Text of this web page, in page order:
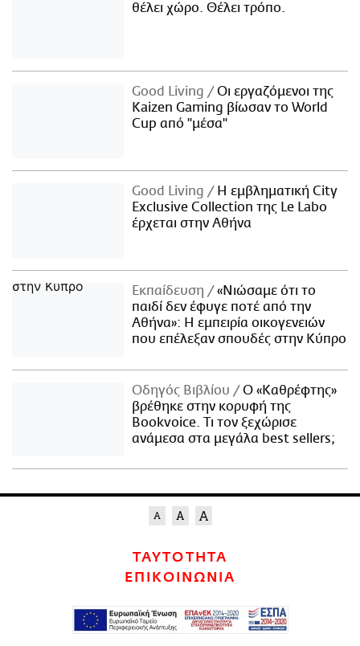
θέλει χώρο. Θέλει τρόπο.
Good Living
Οι εργαζόμενοι της
Kaizen Gaming βίωσαν το World
Cup από "μέσα"
Good Living
Η εμβληματική City
Exclusive Collection της Le Labo
έρχεται στην Αθήνα
Εκπαίδευση
«Νιώσαμε ότι το
παιδί δεν έφυγε ποτέ από την
Αθήνα»: Η εμπειρία οικογενειών
που επέλεξαν σπουδές στην Κύπρο
Οδηγός Βιβλίου
Ο «Καθρέφτης»
βρέθηκε στην κορυφή της
Bookvoice. Τι τον ξεχώρισε
ανάμεσα στα μεγάλα best sellers;
ΤΑΥΤΟΤΗΤΑ
ΕΠΙΚΟΙΝΩΝΙΑ